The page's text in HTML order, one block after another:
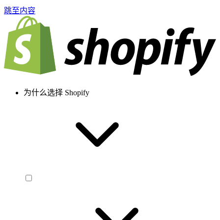
跳至内容
为什么选择 Shopify